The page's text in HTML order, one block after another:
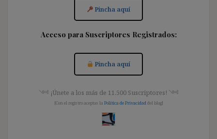
Pincha aquí
Acceso para Suscriptores Registrados:
Pincha aquí
༺ ¡Únete a los más de 11.500 Suscriptores! ༺
[Con el registro aceptas la Política de Privacidad del blog]